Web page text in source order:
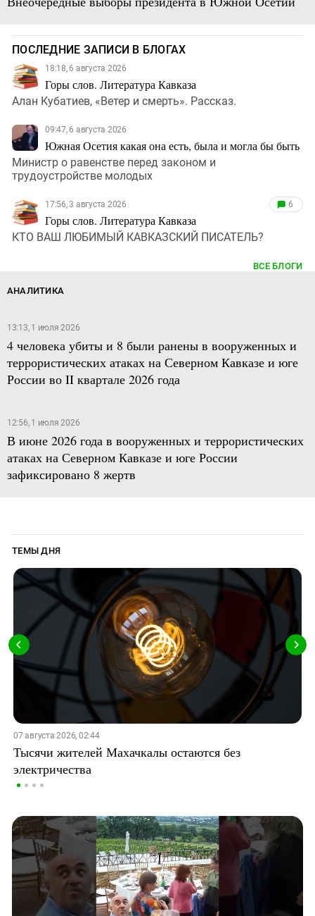
ПОСЛЕДНИЕ ЗАПИСИ В БЛОГАХ
18:18, 6 августа 2026
Горы слов. Литература Кавказа
Алан Кубатиев, «Ветер и смерть». Рассказ.
09:47, 6 августа 2026
Южная Осетия какая она есть, была и могла бы быть
Министр о равенстве перед законом и
трудоустройстве молодых
17:56, 3 августа 2026
Горы слов. Литература Кавказа
6
КТО ВАШ ЛЮБИМЫЙ КАВКАЗСКИЙ ПИСАТЕЛЬ?
ВСЕ БЛОГИ
АНАЛИТИКА
13:13, 1 июля 2026
4 человека убиты и 8 были ранены в вооруженных и
террористических атаках на Северном Кавказе и юге
России во II квартале 2026 года
12:56, 1 июля 2026
В июне 2026 года в вооруженных и террористических
атаках на Северном Кавказе и юге России
зафиксировано 8 жертв
ТЕМЫ ДНЯ
07 августа 2026, 02:44
Тысячи жителей Махачкалы остаются без
электричества